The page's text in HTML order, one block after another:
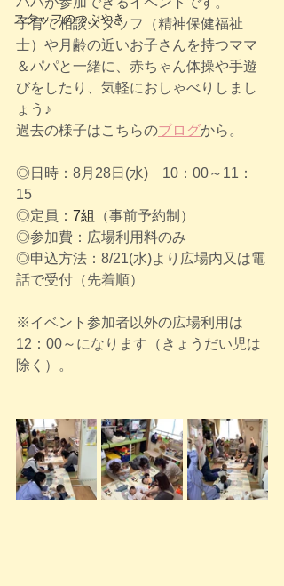
スタッフのつぶやき
子育て相談スタッフ（精神保健福祉
士）や月齢の近いお子さんを持つママ
＆パパと一緒に、赤ちゃん体操や手遊
びをしたり、気軽におしゃべりしまし
ょう♪
過去の様子はこちらのブログから。
◎日時：8月28日(水)　10：00～11：
15
◎定員： 7組
（事前予約制）
◎参加費：広場利用料のみ
◎申込方法：8/21(水)より広場内又は電
話で受付（先着順）
※イベント参加者以外の広場利用は
12：00～になります（きょうだい児は
除く）。